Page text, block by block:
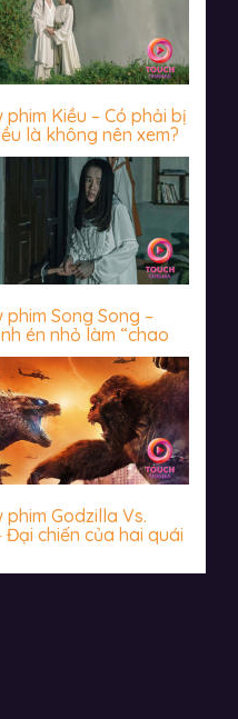
phim Kiều – Có phải bị
là không nên xem?
phim Song Song –
én nhỏ làm “chao
vài mùa xuân
phim Godzilla Vs.
Đại chiến của hai quái
đồ đá?